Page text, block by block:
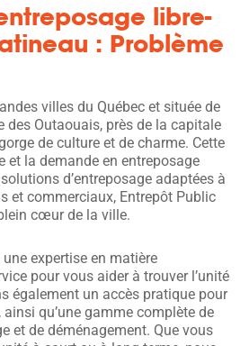
libre-
: Problème
villes du Québec et située de
des Outaouais, près de la capitale
de culture et de charme. Cette
et la demande en entreposage
d’entreposage adaptées à
et commerciaux, Entrepôt Public
cœur de la ville.
expertise en matière
pour vous aider à trouver l’unité
également un accès pratique pour
qu’une gamme complète de
et de déménagement. Que vous